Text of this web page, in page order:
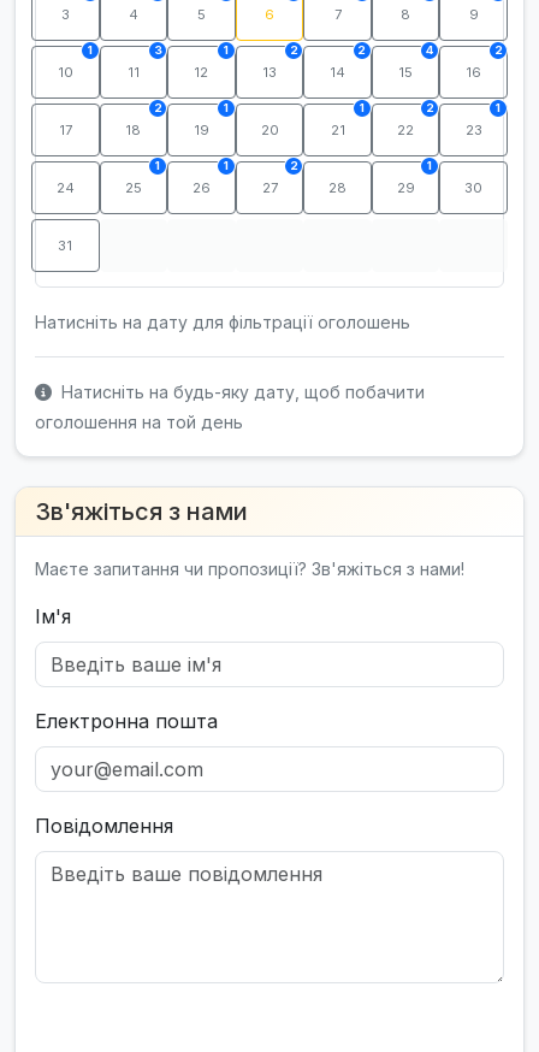
3 4 5 6 7 8 9
10
1
11
3
12
1
13
2
14
2
15
4
16
2
17 18
2
19
1
20 21
1
22
2
23
1
24 25
1
26
1
27
2
28 29
1
30
31
Натисніть на дату для фільтрації оголошень
Натисніть на будь-яку дату, щоб побачити
оголошення на той день
Зв'яжіться з нами
Маєте запитання чи пропозиції? Зв'яжіться з нами!
Ім'я
Електронна пошта
Повідомлення